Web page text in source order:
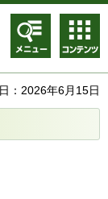
メニュ
ー
コンテ
ンツメ
ニュー
：2026年6月15日